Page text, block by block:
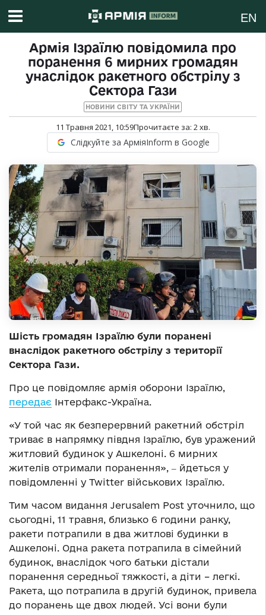
EN
Армія Ізраїлю повідомила про
поранення 6 мирних громадян
унаслідок ракетного обстрілу з
Сектора Гази
НОВИНИ СВІТУ ТА УКРАЇНИ
11 Травня 2021, 10:59Прочитаєте за: 2хв.
Слідкуйте за АрміяInform в Google
Шість громадян Ізраїлю були поранені
внаслідок ракетного обстрілу з території
Сектора Гази.
Про це повідомляє армія оборони Ізраїлю,
передає Інтерфакс-Україна.
«У той час як безперервний ракетний обстріл
триває в напрямку півдня Ізраїлю, був уражений
житловий будинок у Ашкелоні. 6 мирних
жителів отримали поранення», ‒ йдеться у
повідомленні у Twitter військових Ізраїлю.
Тим часом видання Jerusalem Post уточнило, що
сьогодні, 11 травня, близько 6 години ранку,
ракети потрапили в два житлові будинки в
Ашкелоні. Одна ракета потрапила в сімейний
будинок, внаслідок чого батьки дістали
поранення середньої тяжкості, а діти – легкі.
Ракета, що потрапила в другій будинок, привела
до поранень ще двох людей. Усі вони були